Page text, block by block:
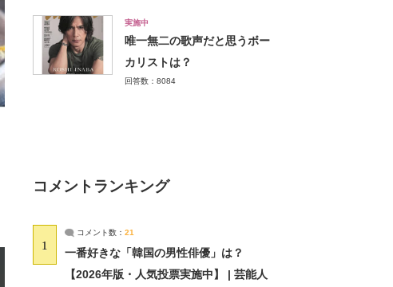
実施中
唯一無二の歌声だと思うボー
カリストは？
回答数：8084
コメントランキング
1
コメント数： 21
一番好きな「韓国の男性俳優」は？
【2026年版・人気投票実施中】 | 芸能人